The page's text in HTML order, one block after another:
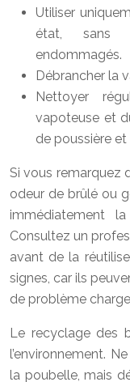
Utiliser
état, sans
endommagés.
Débrancher la
Nettoyer
vapoteuse et
de poussière et
Si vous remarquez
odeur de brûlé ou
immédiatement
Consultez un
avant de la
signes, car ils
de problème
Le recyclage des
l’environnement.
la poubelle, mais